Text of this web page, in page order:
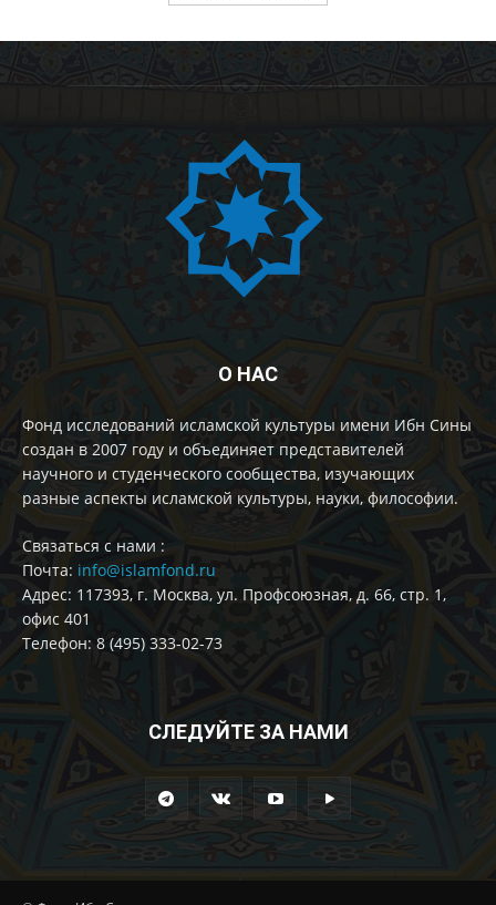
О НАС
Фонд исследований исламской культуры имени Ибн Сины
создан в 2007 году и объединяет представителей
научного и студенческого сообщества, изучающих
разные аспекты исламской культуры, науки, философии.
Cвязаться с нами :
Почта: info@islamfond.ru
Адрес: 117393, г. Москва, ул. Профсоюзная, д. 66, стр. 1,
офис 401
Телефон: 8 (495) 333-02-73
СЛЕДУЙТЕ ЗА НАМИ